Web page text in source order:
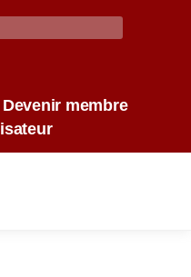
Devenir membre